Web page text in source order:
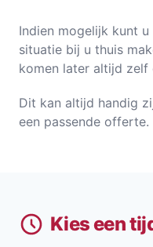
Indien mogelijk kunt
situatie bij u thuis
komen later altijd
Dit kan altijd handig
een passende offerte.
Kies een